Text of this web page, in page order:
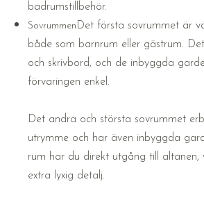
badrumstillbehör.
Sovrummen Det första sovrummet är
både som barnrum eller gästrum.
och skrivbord, och de inbyggda
förvaringen enkel.
Det andra och största sovrummet
utrymme och har även inbyggda
rum har du direkt utgång till altanen,
extra lyxig detalj.